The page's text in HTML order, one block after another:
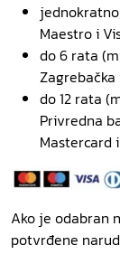
Maestro i
do 6 rata
Zagrebačka
do 12 rata
Privredna
Mastercard
Ako je odabran
potvrđene